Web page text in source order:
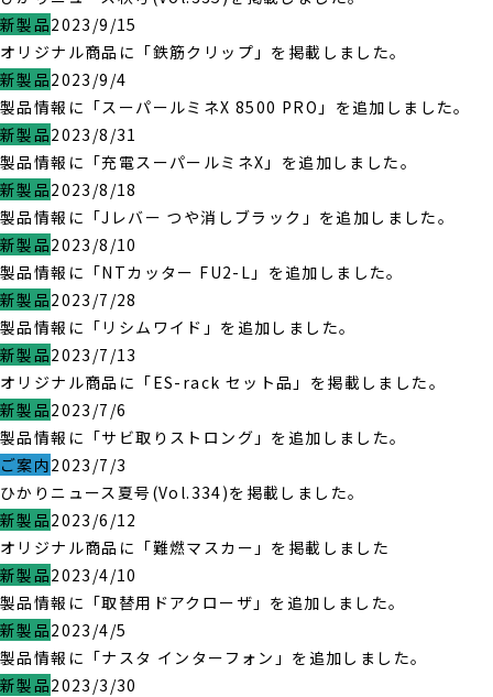
新製品2023/9/15
オリジナル商品に「鉄筋クリップ」を掲載しました。
新製品2023/9/4
製品情報に「スーパールミネX 8500 PRO」を追加しました。
新製品2023/8/31
製品情報に「充電スーパールミネX」を追加しました。
新製品2023/8/18
製品情報に「Jレバー つや消しブラック」を追加しました。
新製品2023/8/10
製品情報に「NTカッター FU2-L」を追加しました。
新製品2023/7/28
製品情報に「リシムワイド」を追加しました。
新製品2023/7/13
オリジナル商品に「ES-rack セット品」を掲載しました。
新製品2023/7/6
製品情報に「サビ取りストロング」を追加しました。
ご案内2023/7/3
ひかりニュース夏号(Vol.334)を掲載しました。
新製品2023/6/12
オリジナル商品に「難燃マスカー」を掲載しました
新製品2023/4/10
製品情報に「取替用ドアクローザ」を追加しました。
新製品2023/4/5
製品情報に「ナスタ インターフォン」を追加しました。
新製品2023/3/30